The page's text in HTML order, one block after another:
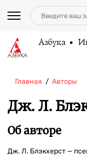
Азбука
Главная Авторы
Дж. Л.
Об авторе
Дж. Л. Блэкхерст —